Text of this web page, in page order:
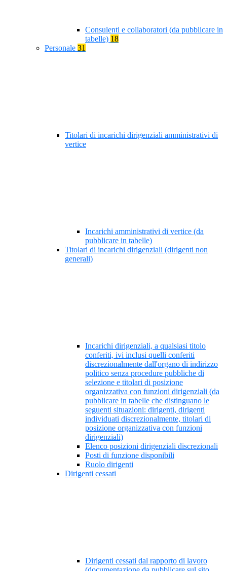
Consulenti e collaboratori (da pubblicare in
tabelle) 18
Personale 31
Titolari di incarichi dirigenziali amministrativi di
vertice
Incarichi amministrativi di vertice (da
pubblicare in tabelle)
Titolari di incarichi dirigenziali (dirigenti non
generali)
Incarichi dirigenziali, a qualsiasi titolo
conferiti, ivi inclusi quelli conferiti
discrezionalmente dall'organo di indirizzo
politico senza procedure pubbliche di
selezione e titolari di posizione
organizzativa con funzioni dirigenziali (da
pubblicare in tabelle che distinguano le
seguenti situazioni: dirigenti, dirigenti
individuati discrezionalmente, titolari di
posizione organizzativa con funzioni
dirigenziali)
Elenco posizioni dirigenziali discrezionali
Posti di funzione disponibili
Ruolo dirigenti
Dirigenti cessati
Dirigenti cessati dal rapporto di lavoro